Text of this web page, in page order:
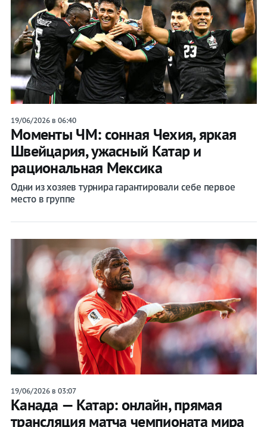
19/06/2026 в 06:40
Моменты ЧМ: сонная Чехия, яркая
Швейцария, ужасный Катар и
рациональная Мексика
Одни из хозяев турнира гарантировали себе первое
место в группе
19/06/2026 в 03:07
Канада — Катар: онлайн, прямая
трансляция матча чемпионата мира